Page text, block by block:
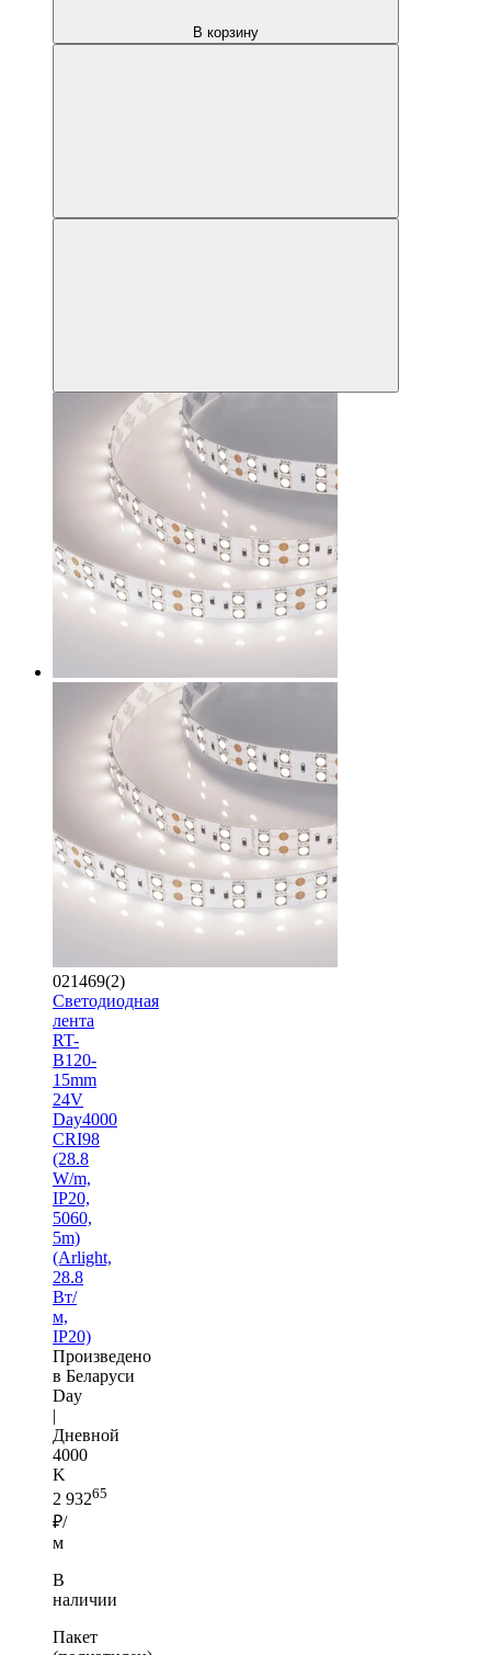
В корзину
021469(2)
Светодиодная
лента
RT-
B120-
15mm
24V
Day4000
CRI98
(28.8
W/m,
IP20,
5060,
5m)
(Arlight,
28.8
Вт/
м,
IP20)
Произведено
в Беларуси
Day
|
Дневной
4000
K
2 93265
₽/
м
В
наличии
Пакет